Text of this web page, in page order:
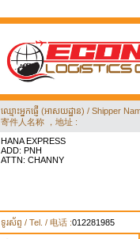
ឈ្មោះអ្នកផ្ញើ (អាសយដ្ឋាន) / Shipper
寄件人名称 ，地址 :
HANA EXPRESS
ADD: PNH
ATTN: CHANNY
ទូរស័ព្ទ / Tel. / 电话 :012281985